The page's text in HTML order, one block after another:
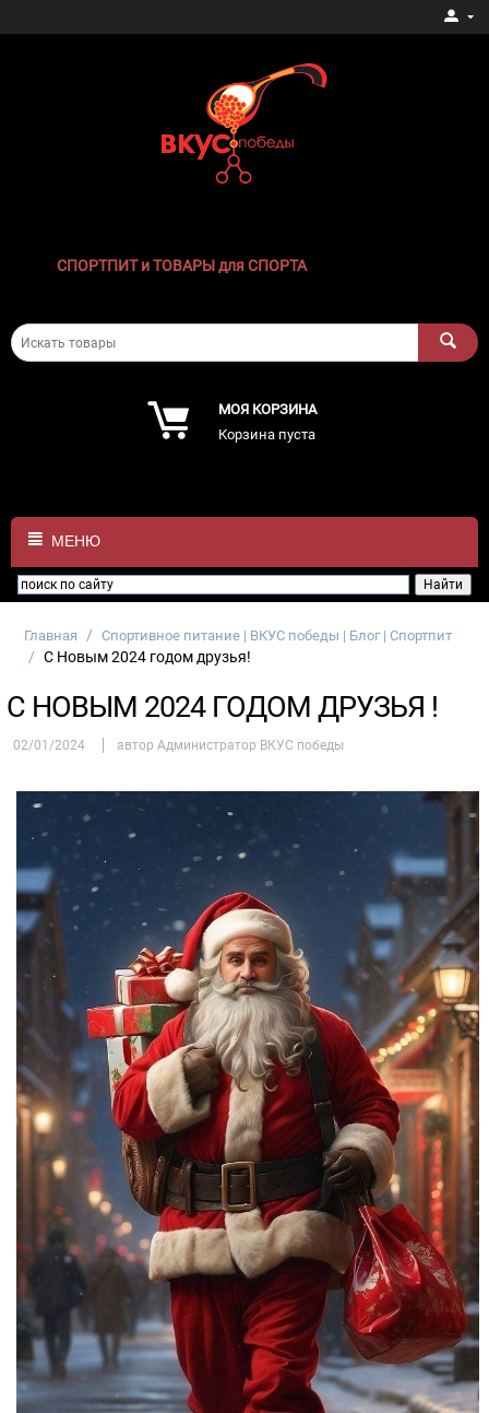
СПОРТПИТ и ТОВАРЫ для СПОРТА
МОЯ КОРЗИНА
Корзина пуста
МЕНЮ
Главная / Спортивное питание | ВКУС победы | Блог | Спортпит
/ С Новым 2024 годом друзья!
С НОВЫМ 2024 ГОДОМ ДРУЗЬЯ !
02/01/2024 автор Администратор ВКУС победы